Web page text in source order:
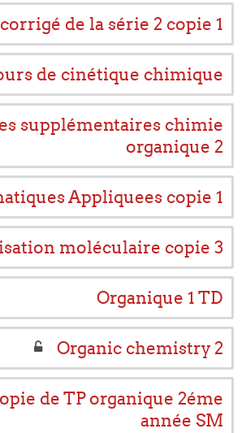
corrigé de la série 2 copie 1
de cinétique chimique
supplémentaires chimie
organique 2
Appliquees copie 1
moléculaire copie 3
Organique 1 TD
Organic chemistry 2
de TP organique 2éme
année SM